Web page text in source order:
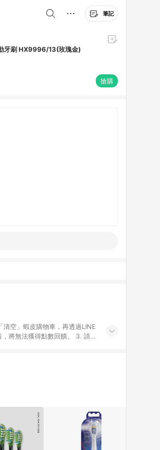
筆記
牙刷 HX9996/13(玫瑰金)
搶購
空」蝦皮購物車，再透過LINE
將無法獲得點數回饋。 3. 請避
請依該紅包頁說明為主。 7. 點
攤提折抵導致訂單金額些微落
單。 13. 若同一用戶使用一個
點數，再請留意。 14. 請注意
完成交易，或經由蝦皮系統判斷
進行洽詢確認；超過60天(含)以